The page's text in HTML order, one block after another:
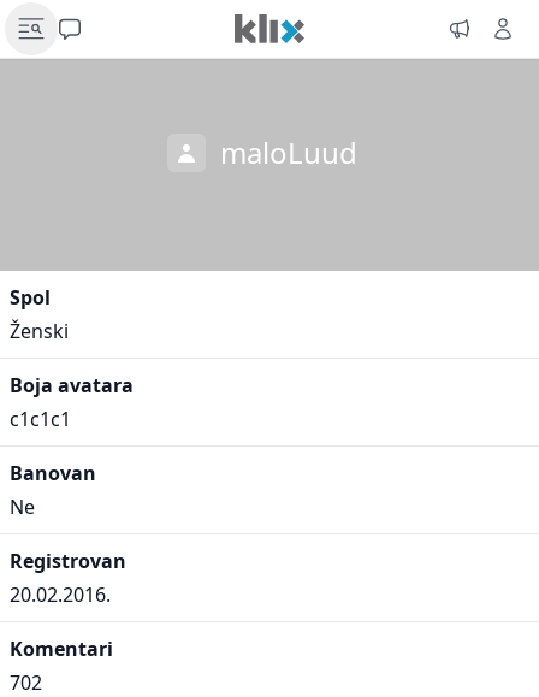
maloLuud
Spol
Ženski
Boja avatara
c1c1c1
Banovan
Ne
Registrovan
20.02.2016.
Komentari
702